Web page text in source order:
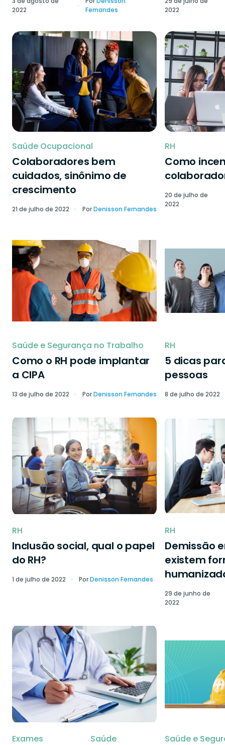
2022
Fernandes
2022
Saúde Ocupacional
Colaboradores bem
cuidados, sinônimo de
crescimento
21 de julho de 2022 PorDenisson Fernandes
RH
Como
20 de julho de
2022
Saúde e Segurança no Trabalho
Como o RH pode implantar
a CIPA
13 de julho de 2022 PorDenisson Fernandes
RH
5 dicas
pessoas
8 de julho de 2022
RH
Inclusão social, qual o papel
do RH?
1 de julho de 2022 PorDenisson Fernandes
RH
Demissão
existem
29 de junho de
2022
Exames
Saúde
Saúde e